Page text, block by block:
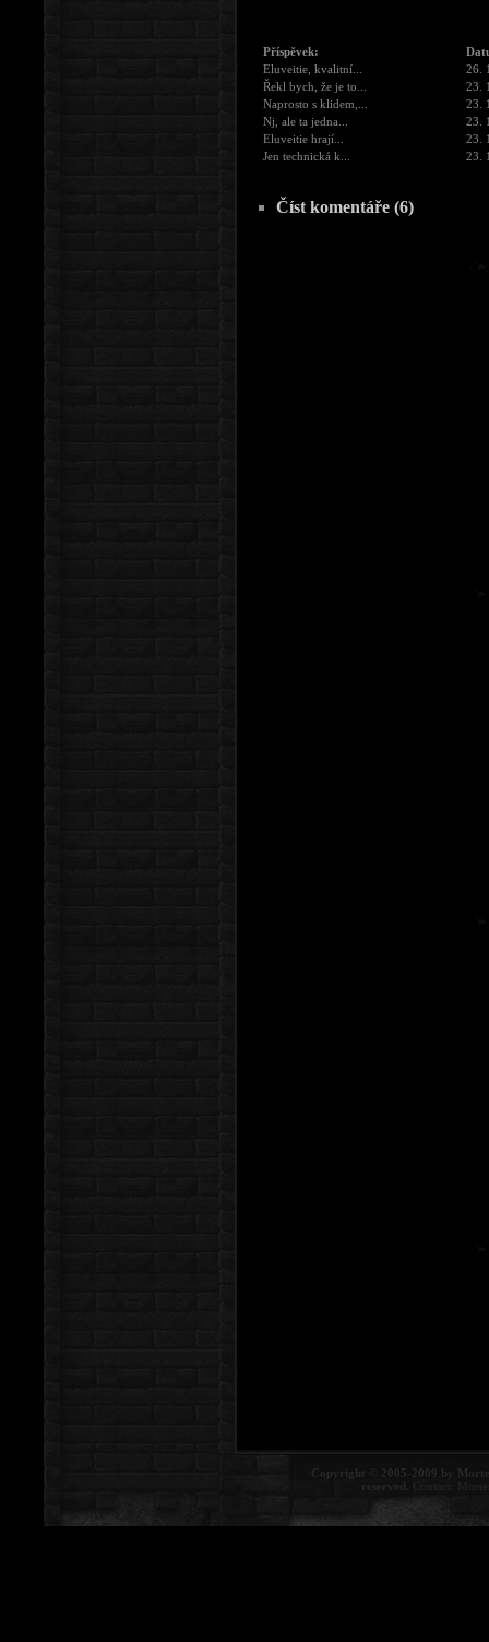
Příspěvek:
Eluveitie, kvalitní...
26.
Řekl bych, že je to...
23.
Naprosto s klidem,...
23.
Nj, ale ta jedna...
23.
Eluveitie hrají...
23.
Jen technická k...
23.
Číst komentáře (6)
Copyright © 2005-2009 by
reserved. Contact: